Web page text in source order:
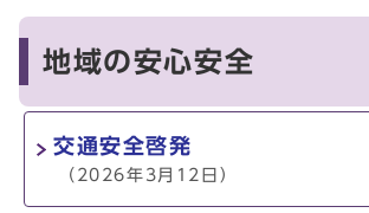
地域の安心安全
交通安全啓発
（2026年3月12日）